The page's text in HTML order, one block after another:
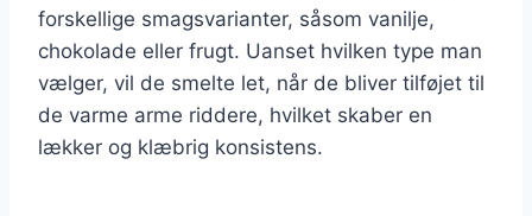
forskellige smagsvarianter, såsom vanilje,
chokolade eller frugt. Uanset hvilken type man
vælger, vil de smelte let, når de bliver tilføjet til
de varme arme riddere, hvilket skaber en
lækker og klæbrig konsistens.